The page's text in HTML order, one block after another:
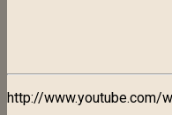
http://www.youtube.com/